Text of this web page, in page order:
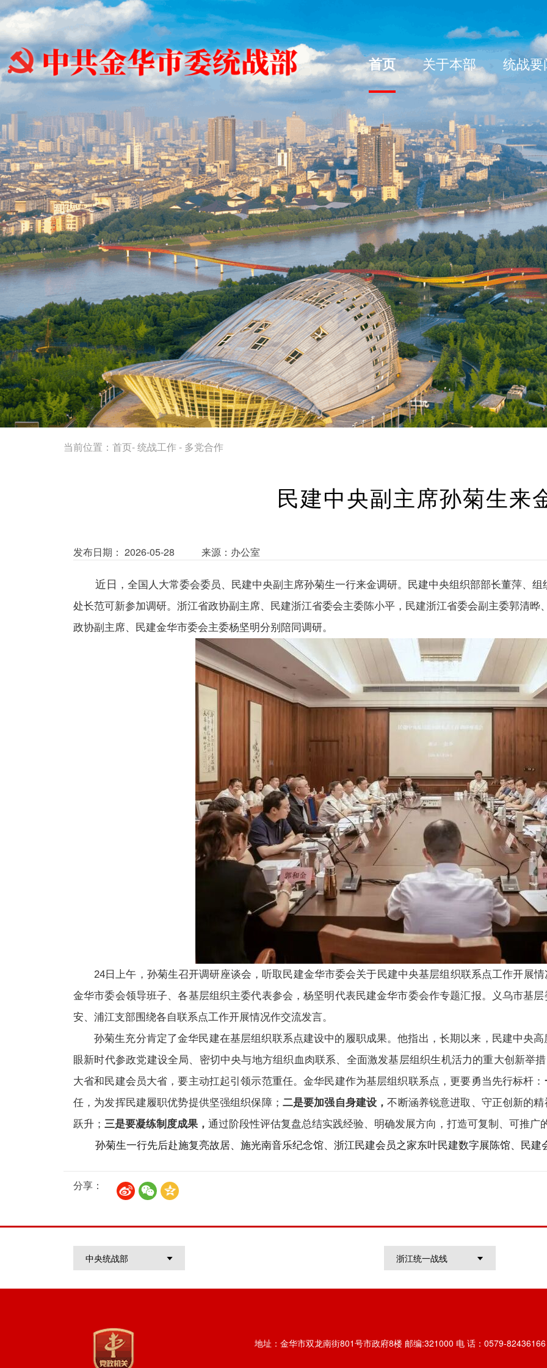
首页 关于本部 统战要
当前位置： 首页-统战工作- 多党合作
民建中央副主席孙菊生来
发布日期： 2026-05-28 来源：办公室
近日 ，全国人大常委会委员、民建中央副主席孙菊生一行来金调研。民建中央组织部部长董萍、
处长范可新参加调研。浙江省政协副主席、民建浙江省委会主委陈小平，民建浙江省委会副主委郭清
政协副主席、民建金华市委会主委杨坚明分别陪同调研。
24日上午，孙菊生召开调研座谈会，听取民建金华市委会关于民建中央基层组织联系点工作开展
金华市委会领导班子、各基层组织主委代表参会，杨坚明代表民建金华市委会作专题汇报。义乌市基
安、浦江支部围绕各自联系点工作开展情况作交流发言。
孙菊生充分肯定了金华民建在基层组织联系点建设中的履职成果。他指出，长期以来，民建中央
眼新时代参政党建设全局、密切中央与地方组织血肉联系、全面激发基层组织生机活力的重大创新举
大省和民建会员大省，要主动扛起引领示范重任。金华民建作为基层组织联系点，更要勇当先行标杆：
任，为发挥民建履职优势提供坚强组织保障； 二是要加强自身建设，不断涵养锐意进取、守正创新的
跃升； 三是要凝练制度成果， 通过阶段性评估复盘总结实践经验、明确发展方向，打造可复制、可推
孙菊生一行先后赴施复亮故居、施光南音乐纪念馆、浙江民建会员之家东叶民建数字展陈馆、民
分享：
中央统战部 浙江统一战线
地址：金华市双龙南街801号市政府8楼 邮编:321000 电 话：0579-